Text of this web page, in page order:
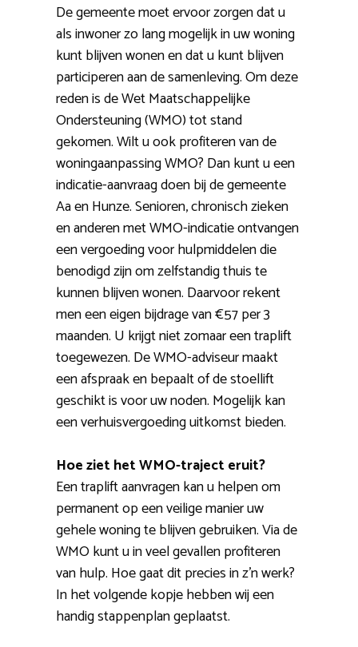
De gemeente moet ervoor zorgen dat u
als inwoner zo lang mogelijk in uw woning
kunt blijven wonen en dat u kunt blijven
participeren aan de samenleving. Om deze
reden is de Wet Maatschappelijke
Ondersteuning (WMO) tot stand
gekomen. Wilt u ook profiteren van de
woningaanpassing WMO? Dan kunt u een
indicatie-aanvraag doen bij de gemeente
Aa en Hunze. Senioren, chronisch zieken
en anderen met WMO-indicatie ontvangen
een vergoeding voor hulpmiddelen die
benodigd zijn om zelfstandig thuis te
kunnen blijven wonen. Daarvoor rekent
men een eigen bijdrage van €57 per 3
maanden. U krijgt niet zomaar een traplift
toegewezen. De WMO-adviseur maakt
een afspraak en bepaalt of de stoellift
geschikt is voor uw noden. Mogelijk kan
een verhuisvergoeding uitkomst bieden.
Hoe ziet het WMO-traject eruit?
Een traplift aanvragen kan u helpen om
permanent op een veilige manier uw
gehele woning te blijven gebruiken. Via de
WMO kunt u in veel gevallen profiteren
van hulp. Hoe gaat dit precies in z’n werk?
In het volgende kopje hebben wij een
handig stappenplan geplaatst.